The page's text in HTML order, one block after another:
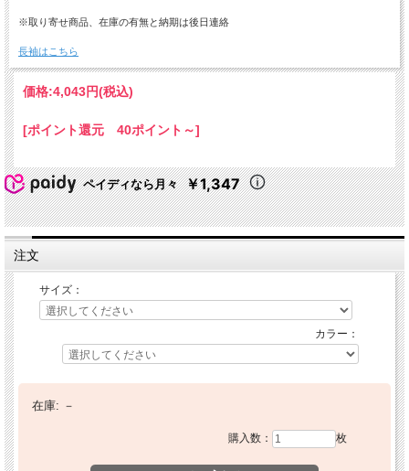
※取り寄せ商品、在庫の有無と納期は後日連絡
長袖はこちら
価格:4,043円(税込)
[ポイント還元 40ポイント～]
ペイディなら月々 ￥1,347
注文
サイズ：
カラー：
在庫: －
購入数： 枚